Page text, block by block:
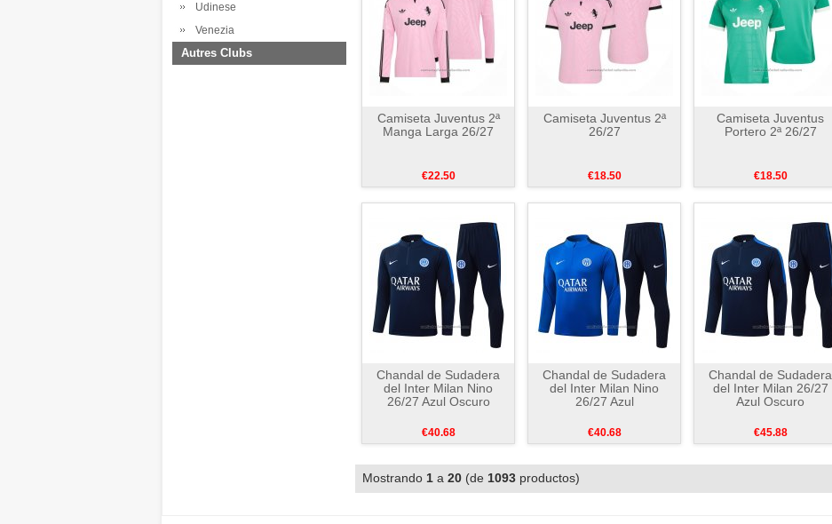
Udinese
Venezia
Autres Clubs
Camiseta Juventus 2ª
Manga Larga 26/27
€22.50
Camiseta Juventus 2ª
26/27
€18.50
Camiseta Juventus
Portero 2ª 26/27
€18.50
Chandal de Sudadera
del Inter Milan Nino
26/27 Azul Oscuro
€40.68
Chandal de Sudadera
del Inter Milan Nino
26/27 Azul
€40.68
Chandal de Sudadera
del Inter Milan 26/27
Azul Oscuro
€45.88
Mostrando 1 a 20 (de 1093 productos)